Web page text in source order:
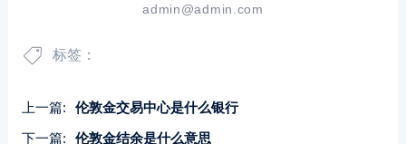
admin@admin.com
标签：
上一篇:
伦敦金交易中心是什么银行
下一篇:
伦敦金结余是什么意思